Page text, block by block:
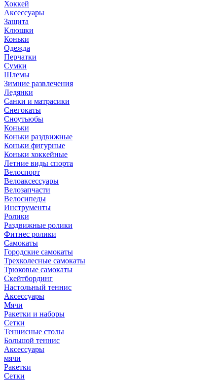
Хоккей
Аксессуары
Защита
Клюшки
Коньки
Одежда
Перчатки
Сумки
Шлемы
Зимние развлечения
Ледянки
Санки и матрасики
Снегокаты
Сноутьюбы
Коньки
Коньки раздвижные
Коньки фигурные
Коньки хоккейные
Летние виды спорта
Велоспорт
Велоаксессуары
Велозапчасти
Велосипеды
Инструменты
Ролики
Раздвижные ролики
Фитнес ролики
Самокаты
Городские самокаты
Трехколесные самокаты
Трюковые самокаты
Скейтбординг
Настольный теннис
Аксессуары
Мячи
Ракетки и наборы
Сетки
Теннисные столы
Большой теннис
Аксессуары
мячи
Ракетки
Сетки